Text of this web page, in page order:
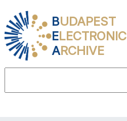
BUDAPEST
ELECTRONIC
ARCHIVE